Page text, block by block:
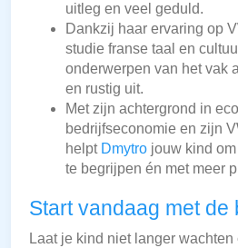
uitleg en veel geduld.
Dankzij haar ervaring op
studie franse taal en
onderwerpen van het vak
en rustig uit.
Met zijn achtergrond in
bedrijfseconomie en zijn
helpt Dmytro jouw kind
te begrijpen én met meer
Start vandaag met de
Laat je kind niet langer wachten